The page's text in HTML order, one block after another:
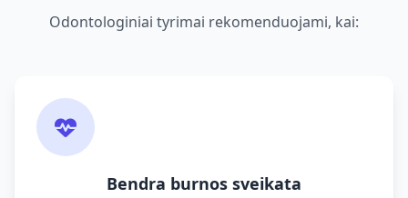
Odontologiniai tyrimai rekomenduojami, kai:
Bendra burnos sveikata